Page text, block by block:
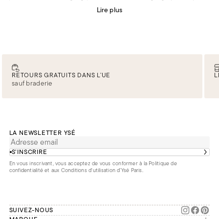
soutiens-gorge sans armatures, lingerie
Lire plus
RETOURS GRATUITS DANS L’UE
sauf braderie
LA NEWSLETTER YSÉ
S’INSCRIRE
En vous inscrivant, vous acceptez de vous conformer à la Politique de
confidentialitéet aux Conditions d'utilisation d’Ysé Paris.
SUIVEZ-NOUS